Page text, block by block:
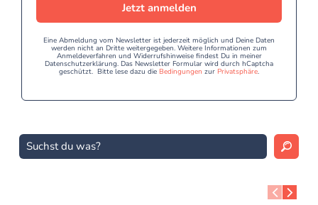
Jetzt anmelden
Eine Abmeldung vom Newsletter ist jederzeit möglich und Deine Daten
werden nicht an Dritte weitergegeben. Weitere Informationen zum
Anmeldeverfahren und Widerrufshinweise findest Du in meiner
Datenschutzerklärung. Das Newsletter Formular wird durch hCaptcha
geschützt. Bitte lese dazu die Bedingungen zur Privatsphäre.